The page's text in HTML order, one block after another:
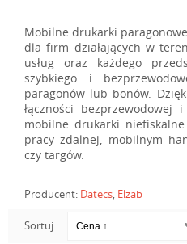
Mobilne drukarki
dla firm działających w
usług oraz każdego
szybkiego i
paragonów lub bonów.
łączności bezprzewodowej
mobilne drukarki
pracy zdalnej, mobilnym
czy targów.
Producent: Datecs, Elzab
Sortuj